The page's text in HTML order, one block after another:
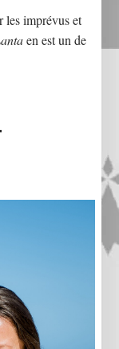
les imprévus et
en est un de